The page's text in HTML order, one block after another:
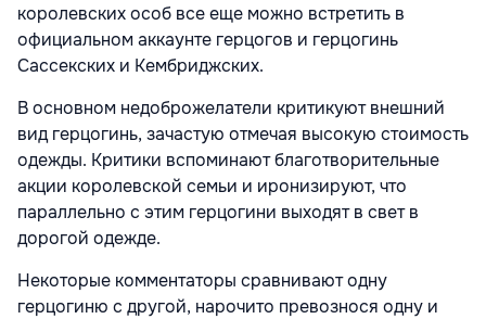
королевских особ все еще можно встретить в
официальном аккаунте герцогов и герцогинь
Сассекских и Кембриджских.
В основном недоброжелатели критикуют внешний
вид герцогинь, зачастую отмечая высокую стоимость
одежды. Критики вспоминают благотворительные
акции королевской семьи и иронизируют, что
параллельно с этим герцогини выходят в свет в
дорогой одежде.
Некоторые комментаторы сравнивают одну
герцогиню с другой, нарочито превознося одну и